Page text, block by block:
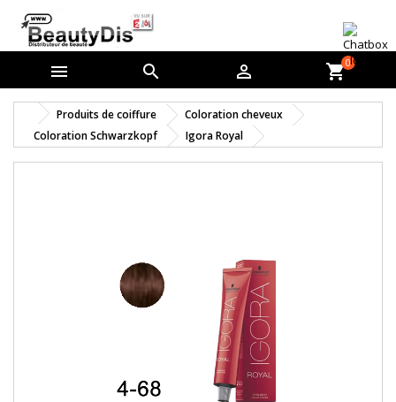
   shopping_cart0
Produits de coiffure
Coloration cheveux
Coloration Schwarzkopf
Igora Royal